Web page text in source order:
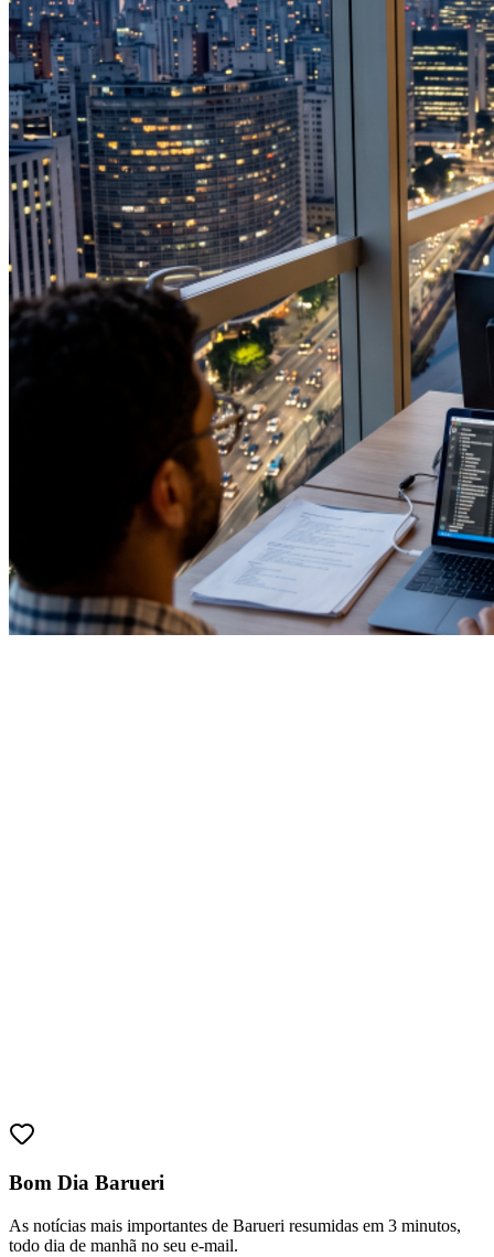
Vitória
Bom Dia Barueri
As notícias mais importantes de Barueri resumidas em 3 minutos,
todo dia de manhã no seu e-mail.